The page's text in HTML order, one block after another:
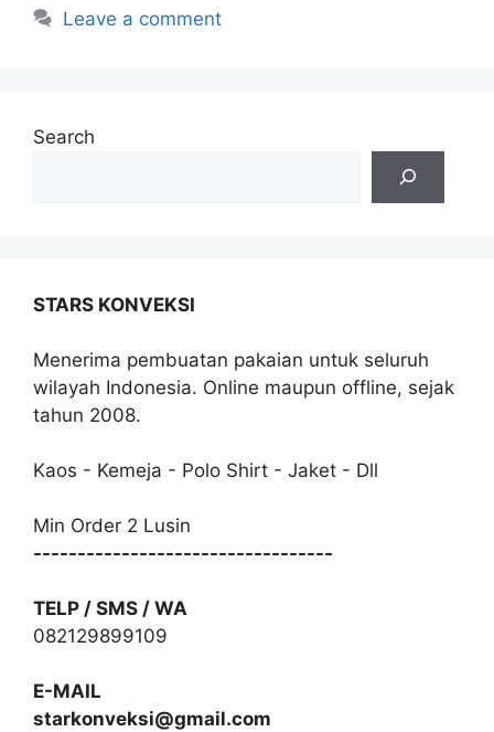
Leave a comment
Search
STARS KONVEKSI
Menerima pembuatan pakaian untuk seluruh
wilayah Indonesia. Online maupun offline, sejak
tahun 2008.
Kaos - Kemeja - Polo Shirt - Jaket - Dll
Min Order 2 Lusin
----------------------------------
TELP / SMS / WA
082129899109
E-MAIL
starkonveksi@gmail.com